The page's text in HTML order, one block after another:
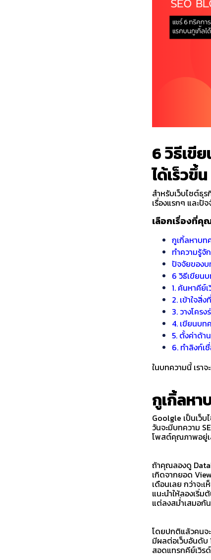
6 วิธีเขี
ได้เร็วขึ้น
สำหรับเว็บไซต์ธุ
เรื่องแรกๆ และ
เลือกเรื่องที่คุ
กูเกิ้ลหาบท
ทำความรู้จั
ปัจจัยของ
6 วิธีเขียน
1. ค้นหาคีย์
2. เข้าใจสิ่
3. วางโคร
4. เขียนบท
5. ตั้งค่าด้า
6. ทำลิงก์เ
ในบทความนี้ เรา
กูเกิ้ลหา
Goolgle เป็นเว็
วันจะมีบทความ
โพสต์คุณภาพอยู่เ
ถ้าคุณลองดู
เกิดจากยอด
เดือนเลย กว่าจ
แนะนำให้ลองเริ่ม
แต่ลงสม่ำเสมอกั
โดยปกติแล้วคนจ
มีผลต่อเว็บอันดับ
สอดแทรกคีย์เวิร